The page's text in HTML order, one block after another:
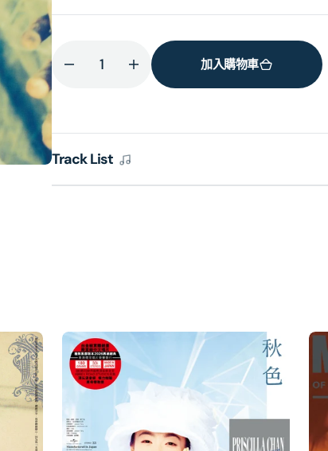
不
寂
寞
本
壓
碟)
數
量
增
不
寞
本
碟)
的
量
加入購物車
Track List